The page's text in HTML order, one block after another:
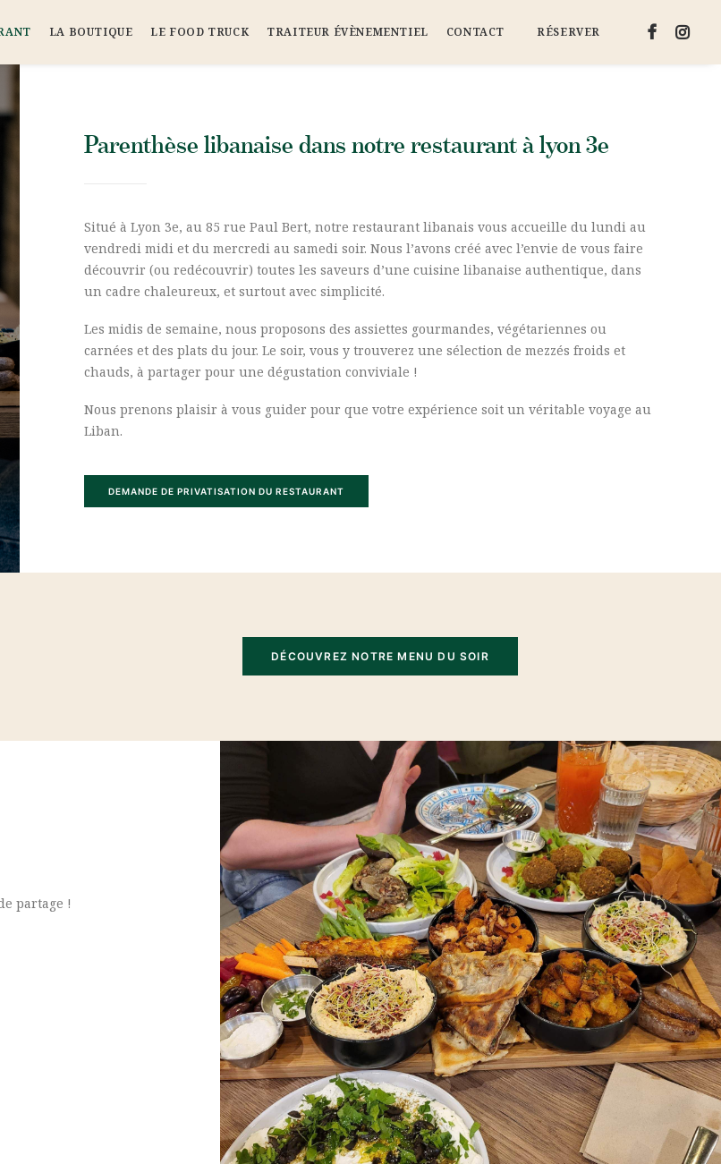
LA BOUTIQUE LE FOOD TRUCK TRAITEUR ÉVÈNEMENTIEL CONTACT RÉSERVER
Parenthèse libanaise dans notre restaurant à lyon 3e
Situé à Lyon 3e, au 85 rue Paul Bert, notre restaurant libanais vous accueille du lundi au
vendredi midi et du mercredi au samedi soir. Nous l’avons créé avec l’envie de vous faire
découvrir (ou redécouvrir) toutes les saveurs d’une cuisine libanaise authentique, dans
un cadre chaleureux, et surtout avec simplicité.
Les midis de semaine, nous proposons des assiettes gourmandes, végétariennes ou
carnées et des plats du jour. Le soir, vous y trouverez une sélection de mezzés froids et
chauds, à partager pour une dégustation conviviale !
Nous prenons plaisir à vous guider pour que votre expérience soit un véritable voyage au
Liban.
DEMANDE DE PRIVATISATION DU RESTAURANT
DÉCOUVREZ NOTRE MENU DU SOIR
partage !